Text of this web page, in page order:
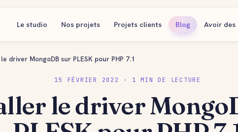
Le studio Nos projets Projets clients Blog Avoir des
driver MongoDB sur PLESK pour PHP 7.1
15 FÉVRIER 2022 · 1 MIN DE LECTURE
le driver